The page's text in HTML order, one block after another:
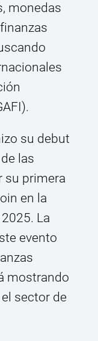
monedas
su debut
las
su primera
en la
La
evento
mostrando
sector de